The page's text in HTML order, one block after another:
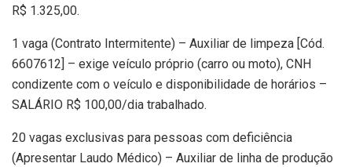
R$ 1.325,00.
1 vaga (Contrato Intermitente) – Auxiliar de limpeza [Cód.
6607612] – exige veículo próprio (carro ou moto), CNH
condizente com o veículo e disponibilidade de horários –
SALÁRIO R$ 100,00/dia trabalhado.
20 vagas exclusivas para pessoas com deficiência
(Apresentar Laudo Médico) – Auxiliar de linha de produção